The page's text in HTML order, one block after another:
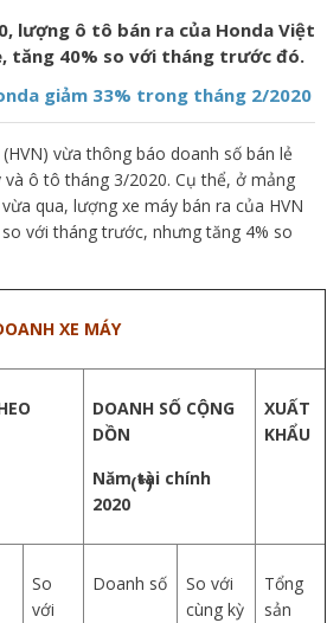
lượng ô tô bán ra của Honda Việt
tăng 40% so với tháng trước đó.
giảm 33% trong tháng 2/2020
vừa thông báo doanh số bán lẻ
ô tô tháng 3/2020. Cụ thể, ở mảng
qua, lượng xe máy bán ra của HVN
với tháng trước, nhưng tăng 4% so
XE MÁY
DOANH SỐ CỘNG
DỒN
Năm tài chính
2020
(*)
XUẤT
KHẨU
So
với
Doanh số
So với
cùng kỳ
Tổng
sản